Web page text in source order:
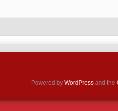
Powered by WordPressand the